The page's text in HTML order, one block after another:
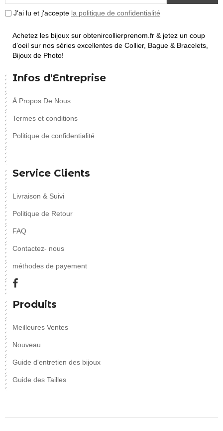
J'ai lu et j'accepte la politique de confidentialité
Achetez les bijoux sur obtenircollierprenom.fr & jetez un coup
d’oeil sur nos séries excellentes de Collier, Bague & Bracelets,
Bijoux de Photo!
Infos d'Entreprise
À Propos De Nous
Termes et conditions
Politique de confidentialité
Service Clients
Livraison & Suivi
Politique de Retour
FAQ
Contactez- nous
méthodes de payement
Produits
Meilleures Ventes
Nouveau
Guide d'entretien des bijoux
Guide des Tailles